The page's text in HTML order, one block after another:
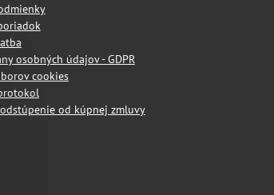
osobných údajov - GDPR
cookies
odstúpenie od kúpnej zmluvy